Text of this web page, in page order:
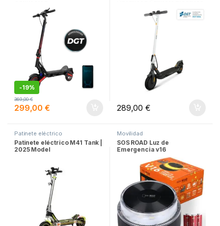
-19%
299,00€
369,00€
289,00€
Patinete eléctrico
Patinete eléctrico M41 Tank |
2025 Model
Movilidad
SOS ROAD Luz de
Emergencia v16
Geolocalizada y conectada
con la DGT 3.0